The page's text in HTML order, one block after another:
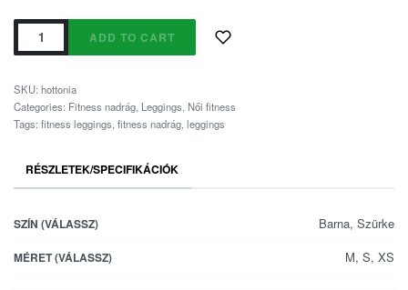
ADD TO CART
SKU: hottonia
Categories: Fitness nadrág Leggings Női fitness
Tags: fitness leggings fitness nadrág leggings
RÉSZLETEK/SPECIFIKÁCIÓK
SZÍN (VÁLASSZ) Barna, Szürke
MÉRET (VÁLASSZ) M, S, XS